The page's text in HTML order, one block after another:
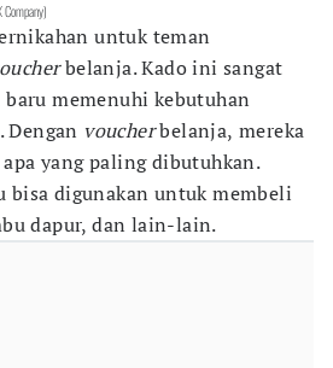
untuk teman
oucherbelanja. Kado ini sangat
memenuhi kebutuhan
Dengan voucherbelanja, mereka
yang paling dibutuhkan.
bisa digunakan untuk membeli
dapur, dan lain-lain.